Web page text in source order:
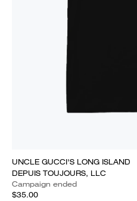
UNCLE GUCCI'S LONG ISLAND
DEPUIS TOUJOURS, LLC
Campaign ended
$35.00